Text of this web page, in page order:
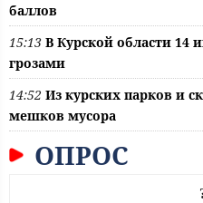
баллов
15:13 В Курской области 14
грозами
14:52 Из курских парков и
мешков мусора
ОПРОС